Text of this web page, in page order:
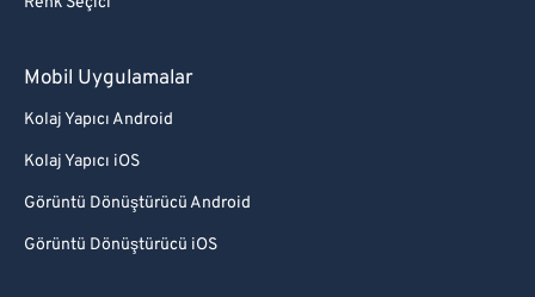
Mobil Uygulamalar
Kolaj Yapıcı Android
Kolaj Yapıcı iOS
Görüntü Dönüştürücü Android
Görüntü Dönüştürücü iOS